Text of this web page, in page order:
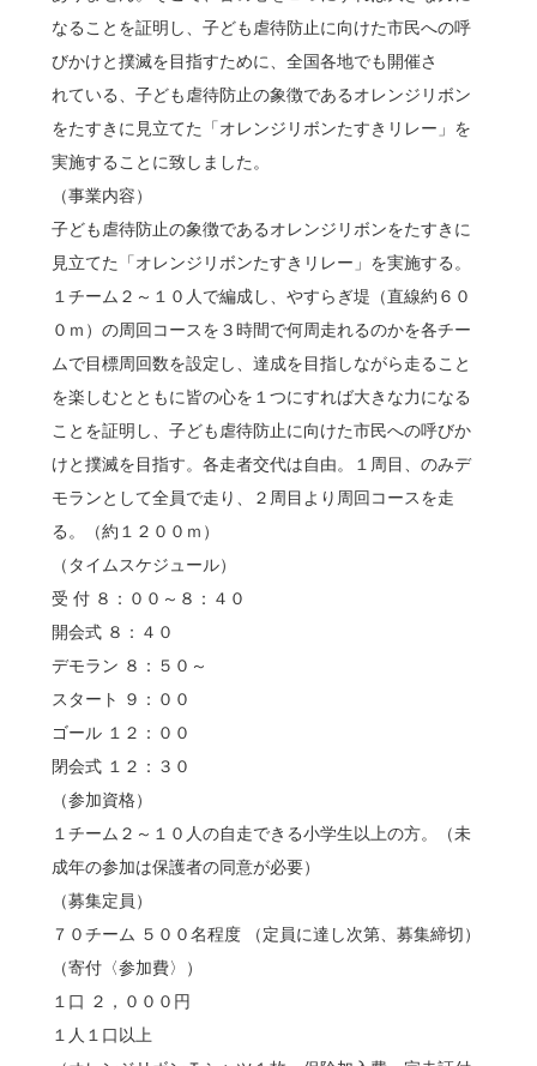
なることを証明し、子ども虐待防止に向けた市民への呼
びかけと撲滅を目指すために、全国各地でも開催さ
れている、子ども虐待防止の象徴であるオレンジリボン
をたすきに見立てた「オレンジリボンたすきリレー」を
実施することに致しました。
（事業内容）
子ども虐待防止の象徴であるオレンジリボンをたすきに
見立てた「オレンジリボンたすきリレー」を実施する。
１チーム２～１０人で編成し、やすらぎ堤（直線約６０
０ｍ）の周回コースを３時間で何周走れるのかを各チー
ムで目標周回数を設定し、達成を目指しながら走ること
を楽しむとともに皆の心を１つにすれば大きな力になる
ことを証明し、子ども虐待防止に向けた市民への呼びか
けと撲滅を目指す。各走者交代は自由。１周目、のみデ
モランとして全員で走り、２周目より周回コースを走
る。（約１２００ｍ）
（タイムスケジュール）
受 付 ８：００～８：４０
開会式 ８：４０
デモラン ８：５０～
スタート ９：００
ゴール １２：００
閉会式 １２：３０
（参加資格）
１チーム２～１０人の自走できる小学生以上の方。（未
成年の参加は保護者の同意が必要）
（募集定員）
７０チーム ５００名程度 （定員に達し次第、募集締切）
（寄付〈参加費〉）
１口 ２，０００円
１人１口以上